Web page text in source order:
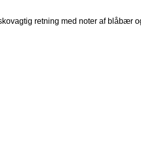
retning med noter af blåbær